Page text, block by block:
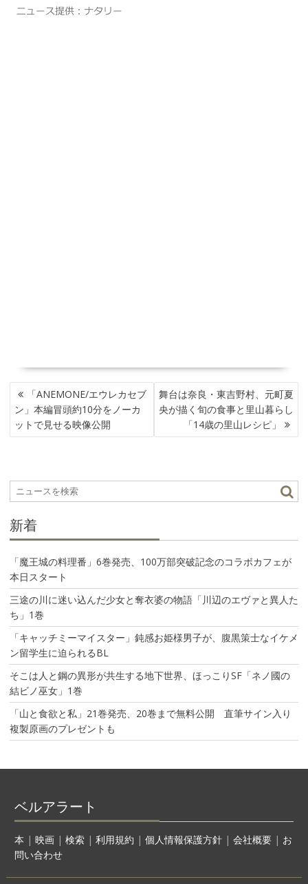
投
稿
ナ
ビ
シ
ョ
「ANEMONE/エウレカセブ
ン」本編冒頭約10分をノーカ
ットで見せる映像公開
舞台は奈良・東吉野村、元町夏
央が描く旬の食事と里山暮らし
「14歳の里山レシピ」
新着
「魔王城の料理番」6巻発売、100万部突破記念のコラボカフェが
本日スタート
三途の川に迷い込んだ少女と奪衣婆の物語「川辺のエヴァと異人た
ち」1巻
「キャッチミーマイスター」鈍感お姫様男子が、腹黒策士なイケメ
ン留学生に迫られるBL
そこは人と鋼の異形が共生する地下世界、ほっこりSF「ネノ國の
結ビノ巫女」1巻
「山と食欲と私」21巻発売、20巻まで無料公開 直筆サイン入り
複製原画のプレゼントも
ベルアラート
本 | 映画| 検索| 利用規約 | 個人情報保護方針| 会社概要| お
問い合わせ